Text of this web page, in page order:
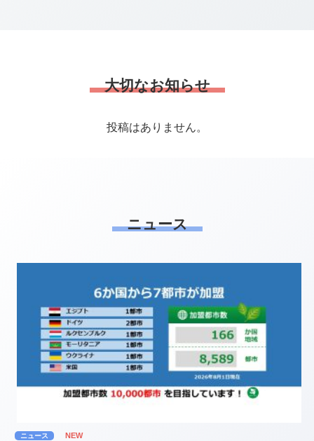
大切なお知らせ
投稿はありません。
ニュース
ニュース NEW